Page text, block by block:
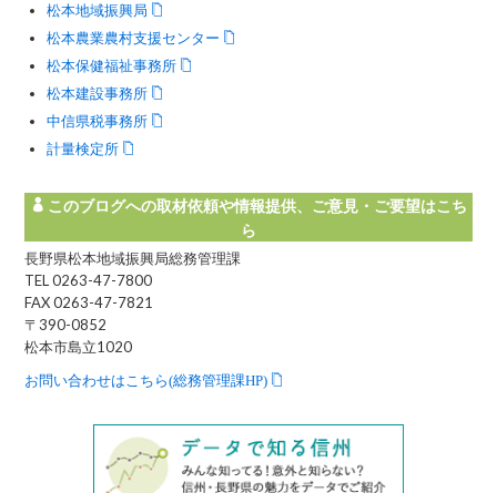
松本地域振興局
松本農業農村支援センター
松本保健福祉事務所
松本建設事務所
中信県税事務所
計量検定所
このブログへの取材依頼や情報提供、ご意見・ご要望はこち
ら
長野県松本地域振興局総務管理課
TEL 0263-47-7800
FAX 0263-47-7821
〒390-0852
松本市島立1020
お問い合わせはこちら(総務管理課HP)